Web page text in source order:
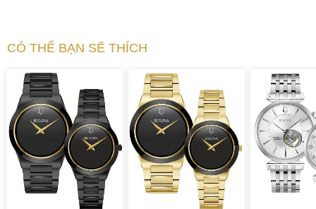
CÓ THỂ BẠN SẼ THÍCH